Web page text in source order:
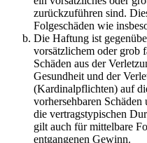
zurückzuführen sind.
Folgeschäden wie
Die Haftung ist
vorsätzlichem oder grob
Schäden aus der
Gesundheit und der
(Kardinalpflichten) auf
vorhersehbaren
die vertragstypischen
gilt auch für mittelbare
entgangenen Gewinn.